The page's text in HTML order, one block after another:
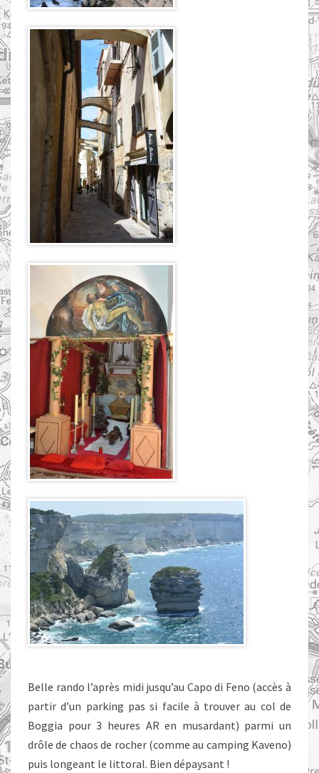
Belle rando l’après midi jusqu’au Capo di Feno (accès à
partir d’un parking pas si facile à trouver au col de
Boggia pour 3 heures AR en musardant) parmi un
drôle de chaos de rocher (comme au camping Kaveno)
puis longeant le littoral. Bien dépaysant !